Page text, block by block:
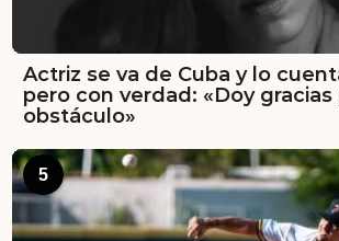
Actriz se va de Cuba y lo
pero con verdad: «Doy gracias
obstáculo»
5